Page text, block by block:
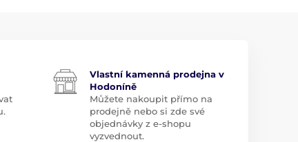
Vlastní kamenná prodejna v
Hodoníně
Můžete nakoupit přímo na
prodejně nebo si zde své
objednávky z e-shopu
vyzvednout.